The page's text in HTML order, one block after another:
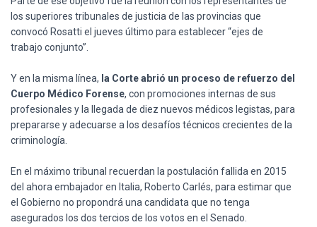
los superiores tribunales de justicia de las provincias que
convocó Rosatti el jueves último para establecer “ejes de
trabajo conjunto”.
Y en la misma línea, la Corte abrió un proceso de refuerzo del
Cuerpo Médico Forense, con promociones internas de sus
profesionales y la llegada de diez nuevos médicos legistas, para
prepararse y adecuarse a los desafíos técnicos crecientes de la
criminología.
En el máximo tribunal recuerdan la postulación fallida en 2015
del ahora embajador en Italia, Roberto Carlés, para estimar que
el Gobierno no propondrá una candidata que no tenga
asegurados los dos tercios de los votos en el Senado.